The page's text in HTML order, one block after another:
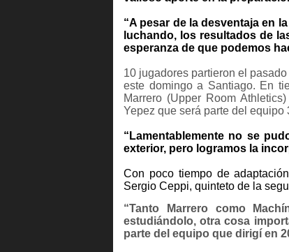
“A pesar de la desventaja en
luchando, los resultados de
esperanza de que podemos
10 jugadores partieron el
este domingo a Santiago. En
Marrero (Upper Room
Yepez que será parte del equipo
“Lamentablemente no se
exterior, pero logramos la
Con poco tiempo de
Sergio Ceppi, quinteto de la
“Tanto Marrero como
estudiándolo, otra cosa
parte del equipo que dirigí en